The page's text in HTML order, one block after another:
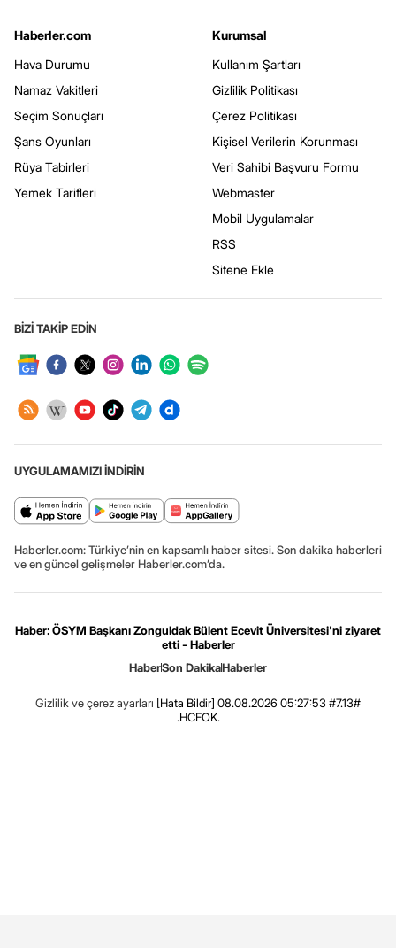
Haberler.com
Hava Durumu
Namaz Vakitleri
Seçim Sonuçları
Şans Oyunları
Rüya Tabirleri
Yemek Tarifleri
Kurumsal
Kullanım Şartları
Gizlilik Politikası
Çerez Politikası
Kişisel Verilerin Korunması
Veri Sahibi Başvuru Formu
Webmaster
Mobil Uygulamalar
RSS
Sitene Ekle
BİZİ TAKİP EDİN
UYGULAMAMIZI İNDİRİN
Haberler.com: Türkiye’nin en kapsamlı haber sitesi. Son dakika haberleri
ve en güncel gelişmeler Haberler.com’da.
Haber: ÖSYM Başkanı Zonguldak Bülent Ecevit Üniversitesi'ni ziyaret
etti - Haberler
HaberSon DakikaHaberler
Gizlilik ve çerez ayarları [Hata Bildir] 08.08.2026 05:27:53 #7.13#
.HCFOK.